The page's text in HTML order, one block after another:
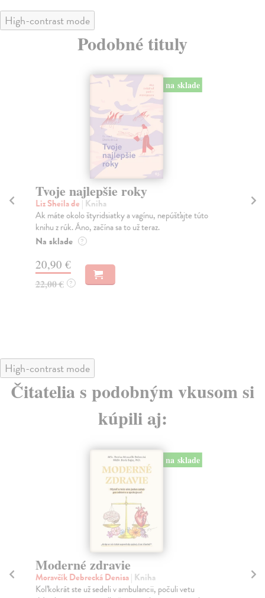
High-contrast mode
Podobné tituly
na sklade
Tvoje najlepšie roky
Liz Sheila de | Kniha
Ak máte okolo štyridsiatky a vagínu, nepúšťajte túto
knihu z rúk. Áno, začína sa to už teraz.
Na sklade ?
20,90 €
22,00 € ?
High-contrast mode
Čitatelia s podobným vkusom si
kúpili aj:
na sklade
Moderné zdravie
Moravčík Debrecká Denisa| Kniha
Koľkokrát ste už sedeli v ambulancii, počuli vetu